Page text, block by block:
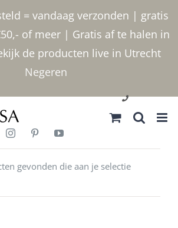
= vandaag verzonden | gratis
of meer | Gratis af te halen in
de producten live in Utrecht
Negeren
030 2400000
gevonden die aan je selectie